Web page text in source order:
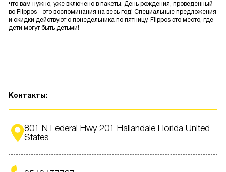
что вам нужно, уже включено в пакеты. День рождения, проведенный
во Flippos - это воспоминания на весь год! Специальные предложения
и скидки действуют с понедельника по пятницу. Flippos это место, где
дети могут быть детьми!
Контакты:
801 N Federal Hwy 201 Hallandale Florida United
States